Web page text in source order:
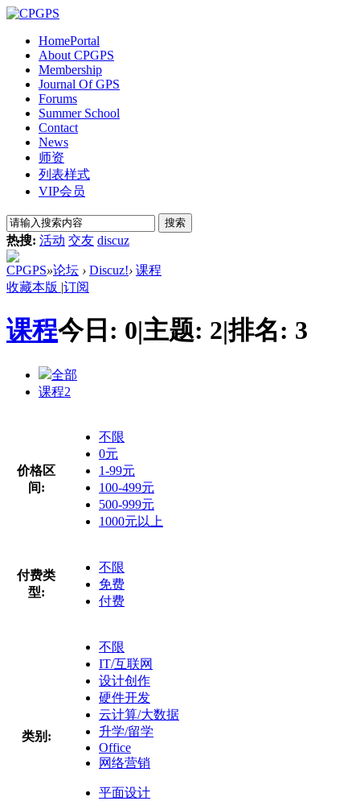
HomePortal
About CPGPS
Membership
Journal Of GPS
Forums
Summer School
Contact
News
师资
列表样式
VIP会员
搜索
热搜: 活动 交友 discuz
CPGPS»论坛 › Discuz!› 课程
收藏本版 |订阅
课程今日: 0|主题: 2|排名: 3
全部
课程2
价格区
间:
不限
0元
1-99元
100-499元
500-999元
1000元以上
付费类
型:
不限
免费
付费
类别:
不限
IT/互联网
设计创作
硬件开发
云计算/大数据
升学/留学
Office
网络营销
平面设计